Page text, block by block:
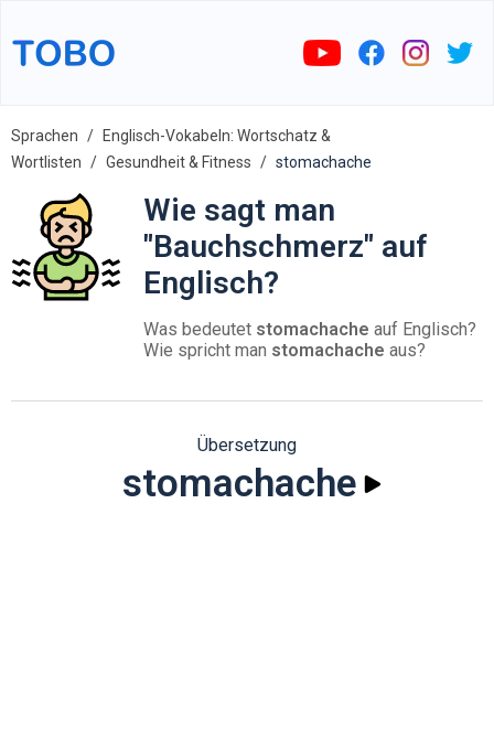
Sprachen
Englisch-Vokabeln: Wortschatz &
Wortlisten
Gesundheit & Fitness stomachache
Wie sagt man
"Bauchschmerz" auf
Englisch?
Was bedeutet stomachache auf Englisch?
Wie spricht man stomachache aus?
Übersetzung
stomachache